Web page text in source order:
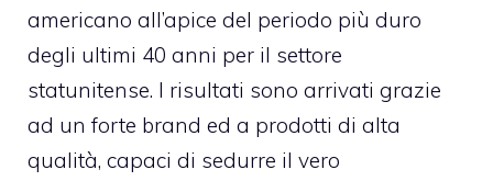
americano all’apice del periodo più duro
degli ultimi 40 anni per il settore
statunitense. I risultati sono arrivati grazie
ad un forte brand ed a prodotti di alta
qualità, capaci di sedurre il vero